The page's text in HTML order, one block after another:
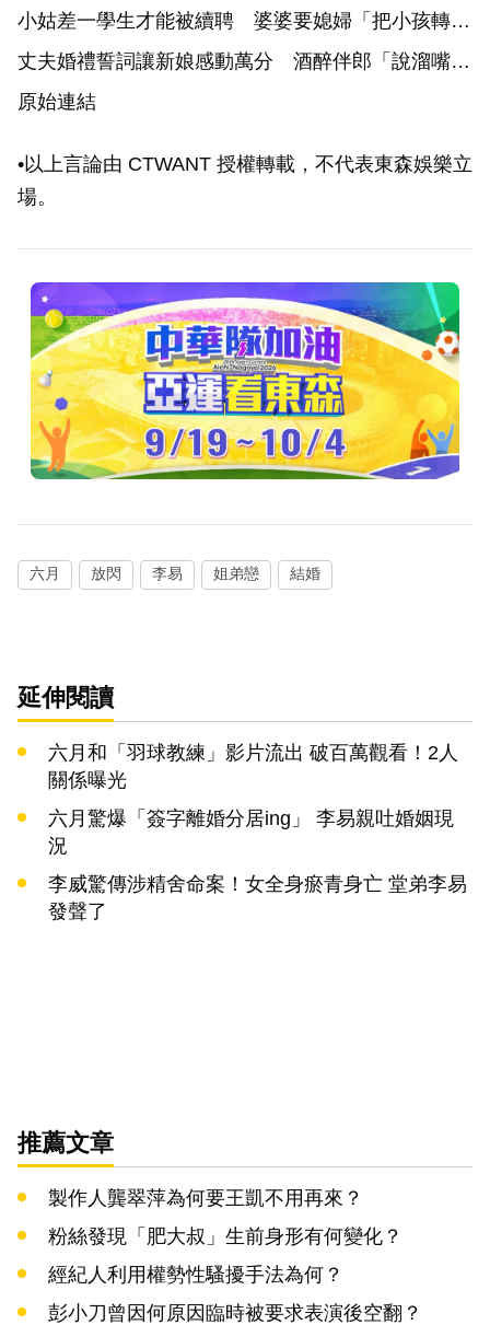
小姑差一學生才能被續聘 婆婆要媳婦「把小孩轉去
公幼」
丈夫婚禮誓詞讓新娘感動萬分 酒醉伴郎「說溜嘴」
差點當場「婚變」
原始連結
•以上言論由 CTWANT 授權轉載，不代表東森娛樂立
場。
六月 放閃 李易 姐弟戀 結婚
延伸閱讀
六月和「羽球教練」影片流出 破百萬觀看！2人
關係曝光
六月驚爆「簽字離婚分居ing」 李易親吐婚姻現
況
李威驚傳涉精舍命案！女全身瘀青身亡 堂弟李易
發聲了
推薦文章
製作人龔翠萍為何要王凱不用再來？
粉絲發現「肥大叔」生前身形有何變化？
經紀人利用權勢性騷擾手法為何？
彭小刀曾因何原因臨時被要求表演後空翻？